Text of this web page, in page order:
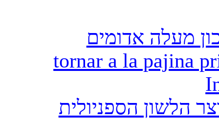
מעלה אדומים
tornar a la pajina
הלשון הספניולית